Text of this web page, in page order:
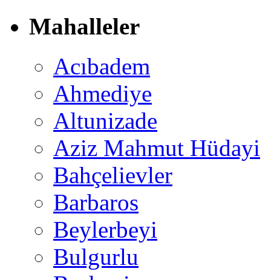
Mahalleler
Acıbadem
Ahmediye
Altunizade
Aziz Mahmut Hüdayi
Bahçelievler
Barbaros
Beylerbeyi
Bulgurlu